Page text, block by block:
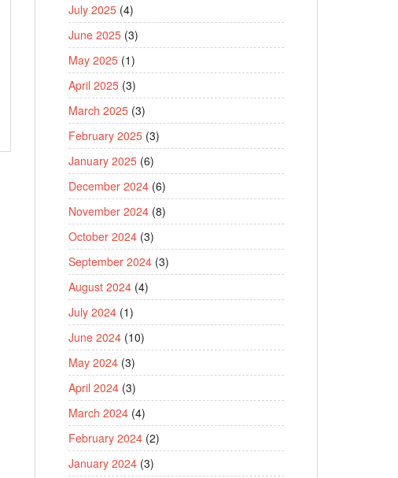
July 2025 (4)
June 2025 (3)
May 2025 (1)
April 2025 (3)
March 2025 (3)
February 2025 (3)
January 2025 (6)
December 2024 (6)
November 2024 (8)
October 2024 (3)
September 2024 (3)
August 2024 (4)
July 2024 (1)
June 2024 (10)
May 2024 (3)
April 2024 (3)
March 2024 (4)
February 2024 (2)
January 2024 (3)